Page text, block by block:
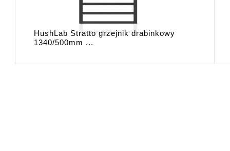
HushLab Stratto grzejnik drabinkowy
1340/500mm ...